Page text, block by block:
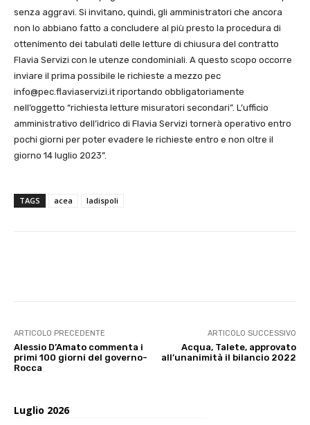
senza aggravi. Si invitano, quindi, gli amministratori che ancora
non lo abbiano fatto a concludere al più presto la procedura di
ottenimento dei tabulati delle letture di chiusura del contratto
Flavia Servizi con le utenze condominiali. A questo scopo occorre
inviare il prima possibile le richieste a mezzo pec
info@pec.flaviaservizi.it riportando obbligatoriamente
nell’oggetto “richiesta letture misuratori secondari”. L’ufficio
amministrativo dell’idrico di Flavia Servizi tornerà operativo entro
pochi giorni per poter evadere le richieste entro e non oltre il
giorno 14 luglio 2023”.
TAGS acea ladispoli
ARTICOLO PRECEDENTE
Alessio D’Amato commenta i
primi 100 giorni del governo-
Rocca
ARTICOLO SUCCESSIVO
Acqua, Talete, approvato
all’unanimità il bilancio 2022
Luglio 2026